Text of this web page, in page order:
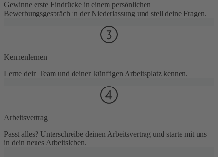
Gewinne erste Eindrücke in einem persönlichen
Bewerbungsgespräch in der Niederlassung und stell deine Fragen.
Kennenlernen
Lerne dein Team und deinen künftigen Arbeitsplatz kennen.
Arbeitsvertrag
Passt alles? Unterschreibe deinen Arbeitsvertrag und starte mit uns
in dein neues Arbeitsleben.